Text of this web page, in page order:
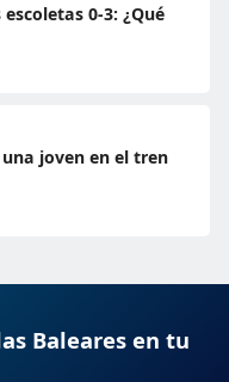
0-3: ¿Qué
joven en el tren
Baleares en tu